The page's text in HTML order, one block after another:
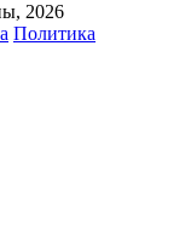
2026
Политика